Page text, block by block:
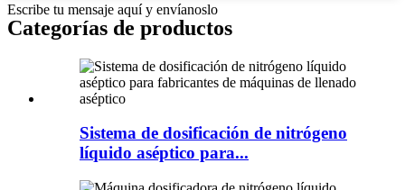
Escribe tu mensaje aquí y envíanoslo
Categorías de productos
Sistema de dosificación de nitrógeno
líquido aséptico para...